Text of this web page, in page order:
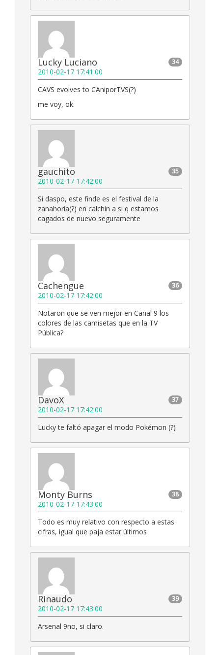
34
Lucky Luciano
2010-02-17 17:41:00
CAVS evolves to CAniporTVS(?)
me voy, ok.
35
gauchito
2010-02-17 17:42:00
Si daspo, este finde es el festival de la
zanahoria(?) en calchin a si q estamos
cagados de nuevo seguramente
36
Cachengue
2010-02-17 17:42:00
Notaron que se ven mejor en Canal 9 los
colores de las camisetas que en la TV
Pública?
37
DavoX
2010-02-17 17:42:00
Lucky te faltó apagar el modo Pokémon (?)
38
Monty Burns
2010-02-17 17:43:00
Todo es muy relativo con respecto a estas
cifras, igual que paja estar últimos
39
Rinaudo
2010-02-17 17:43:00
Arsenal 9no, si claro.